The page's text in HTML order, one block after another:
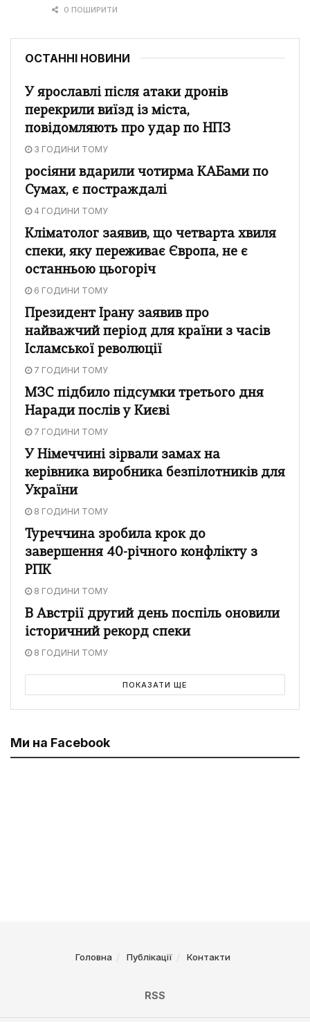
0 ПОШИРИТИ
ОСТАННІ НОВИНИ
У ярославлі після атаки дронів
перекрили виїзд із міста,
повідомляють про удар по НПЗ
3 ГОДИНИ ТОМУ
росіяни вдарили чотирма КАБами по
Сумах, є постраждалі
4 ГОДИНИ ТОМУ
Кліматолог заявив, що четварта хвиля
спеки, яку переживає Європа, не є
останньою цьогоріч
6 ГОДИНИ ТОМУ
Президент Ірану заявив про
найважчий період для країни з часів
Ісламської революції
7 ГОДИНИ ТОМУ
МЗС підбило підсумки третього дня
Наради послів у Києві
7 ГОДИНИ ТОМУ
У Німеччині зірвали замах на
керівника виробника безпілотників для
України
8 ГОДИНИ ТОМУ
Туреччина зробила крок до
завершення 40-річного конфлікту з
РПК
8 ГОДИНИ ТОМУ
В Австрії другий день поспіль оновили
історичний рекорд спеки
8 ГОДИНИ ТОМУ
ПОКАЗАТИ ЩЕ
Ми на Facebook
Головна Публікації Контакти
RSS